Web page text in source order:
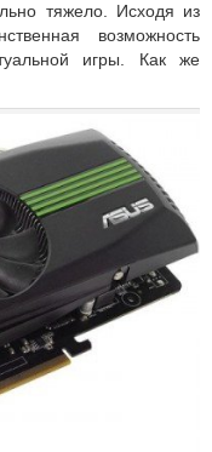
тяжело. Исходя из
возможность
игры. Как же